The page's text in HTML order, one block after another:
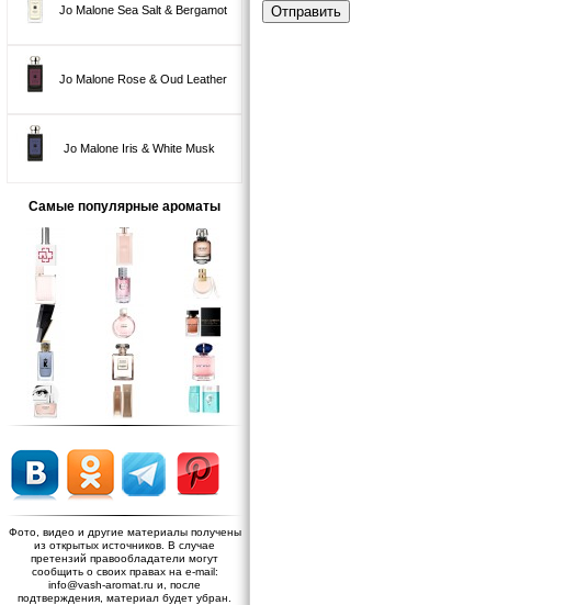
Jo Malone Sea Salt & Bergamot
Jo Malone Rose & Oud Leather
Jo Malone Iris & White Musk
Самые популярные ароматы
Фото, видео и другие материалы получены
из открытых источников. В случае
претензий правообладатели могут
сообщить о своих правах на e-mail:
info@vash-aromat.ru и, после
подтверждения, материал будет убран.
Отправить